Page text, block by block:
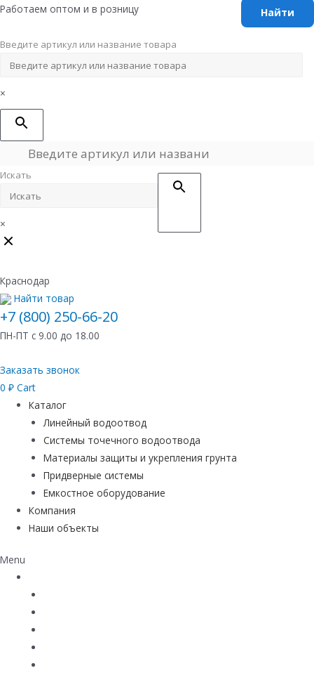
Перейти
содержимому
Работаем оптом и в розницу
Введите артикул или название товара
×
Искать
×
Краснодар
Найти товар
+7 (800) 250-66-20
ПН-ПТ с 9.00 до 18.00
Заказать звонок
0 ₽ Cart
Каталог
Линейный водоотвод
Системы точечного водоотвода
Материалы защиты и укрепления грунта
Придверные системы
Емкостное оборудование
Компания
Наши объекты
Menu